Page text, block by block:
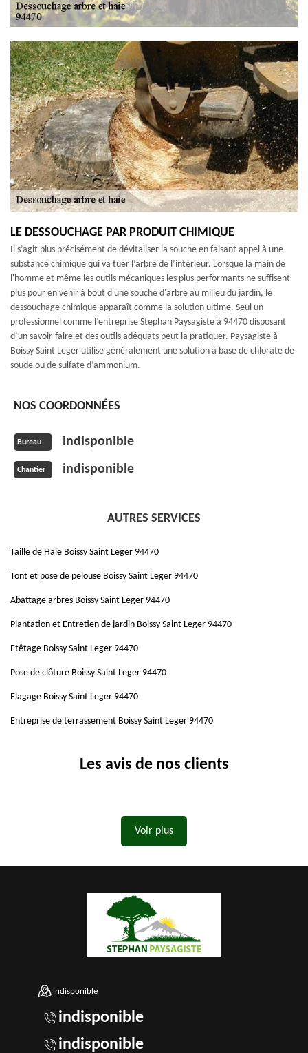
LE DESSOUCHAGE PAR PRODUIT CHIMIQUE
Il s’agit plus précisément de dévitaliser la souche en faisant appel à une
substance chimique qui va tuer l’arbre de l’intérieur. Lorsque la main de
l'homme et même les outils mécaniques les plus performants ne suffisent
plus pour en venir à bout d'une souche d'arbre au milieu du jardin, le
dessouchage chimique apparaît comme la solution ultime. Seul un
professionnel comme l’entreprise Stephan Paysagiste à 94470 disposant
d’un savoir-faire et des outils adéquats peut la pratiquer. Paysagiste à
Boissy Saint Leger utilise généralement une solution à base de chlorate de
soude ou de sulfate d’ammonium.
NOS COORDONNÉES
Bureau indisponible
Chantier indisponible
AUTRES SERVICES
Taille de Haie Boissy Saint Leger 94470
Tont et pose de pelouse Boissy Saint Leger 94470
Abattage arbres Boissy Saint Leger 94470
Plantation et Entretien de jardin Boissy Saint Leger 94470
Etêtage Boissy Saint Leger 94470
Pose de clôture Boissy Saint Leger 94470
Elagage Boissy Saint Leger 94470
Entreprise de terrassement Boissy Saint Leger 94470
Les avis de nos clients
Voir plus
indisponible
indisponible
indisponible